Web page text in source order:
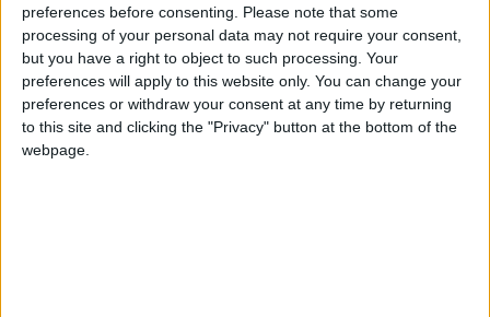
preferences before consenting. Please note that some
processing of your personal data may not require your consent,
but you have a right to object to such processing. Your
preferences will apply to this website only. You can change your
preferences or withdraw your consent at any time by returning
to this site and clicking the "Privacy" button at the bottom of the
webpage.
Robinson, Heaven.
AS Monaco (4-2-3-1) : Majecki – Vanderson, Kehrer (cap.),
Salisu, C. Henrique – Magassa, Camara – Akliouche, Ben
Seghir, Minamino – Embolo